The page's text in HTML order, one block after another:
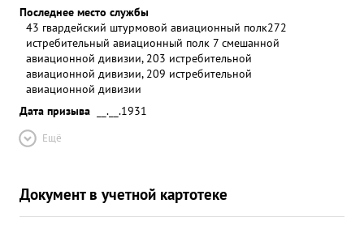
Последнее место службы
43 гвардейский штурмовой авиационный полк272
истребительный авиационный полк 7 смешанной
авиационной дивизии, 203 истребительной
авиационной дивизии, 209 истребительной
авиационной дивизии
Дата призыва
__.__.1931
Ещё
Документ в учетной картотеке